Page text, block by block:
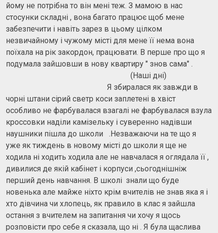
йому не потрібна то він мені теж. З мамою в нас
стосунки складні , вона багато працює щоб мене
забезпечити і навіть зарез в цьому цілком
незвичайному і чужому місті для мене її нема вона
поїхала на рік закордон, працювати. В перше про що я
подумала зайшовши в нову квартиру " знов сама" .
(Наші дні)
Я збиралася як завжди в
чорні штани сірий светр коси заплетені в хвіст
особливо не фарбувалася взагалі не фарбувалася взула
кроссовки наділи камізельку і суверенно надівши
наушники пішла до школи .Незважаючи на те що я
уже як тиждень в новому місті до школи я ще не
ходила ні ходить ходила але не навчалася я оглядала її ,
дивилися де якій кабінет і корпуси ,сьогоднішніж
перший день навчання. В школі знали що буде
новенька але майже ніхто крім вчителів не знав яка я і
хто дівчина чи хлопець, як правило в клас я зайшла
остання з вчителем на запитання чи хочу я щось
розповісти про себе я сказала, що ні . Я була щаслива